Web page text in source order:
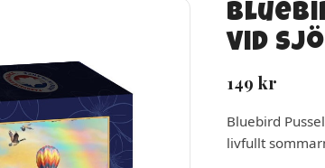
vid
149 kr
Bluebird
livfullt